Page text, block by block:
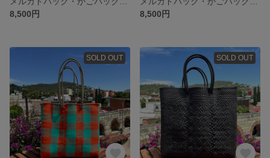
8,500円
8,500円
SOLD OUT SOLD OUT